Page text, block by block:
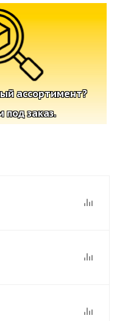
ассортимент?
под заказ.